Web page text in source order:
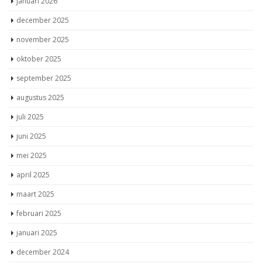
december 2025
november 2025
oktober 2025
september 2025
augustus 2025
juli 2025
juni 2025
mei 2025
april 2025
maart 2025
februari 2025
januari 2025
december 2024